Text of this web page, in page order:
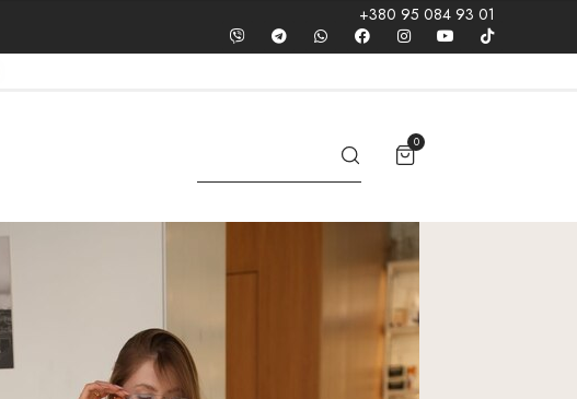
+380 95 084 93 01
0